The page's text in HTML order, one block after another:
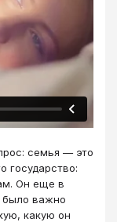
семья — это
государство:
Он еще в
было важно
какую он